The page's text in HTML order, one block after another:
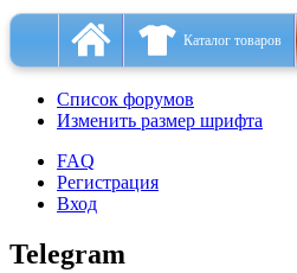
Каталог товаров
Список форумов
Изменить размер шрифта
FAQ
Регистрация
Вход
Telegram